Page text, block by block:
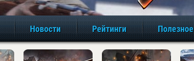
Новости Рейтинги Полезное